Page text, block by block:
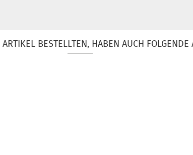
BESTELLTEN, HABEN AUCH FOLGENDE